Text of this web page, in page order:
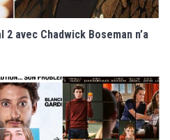
avec Chadwick Boseman n’a